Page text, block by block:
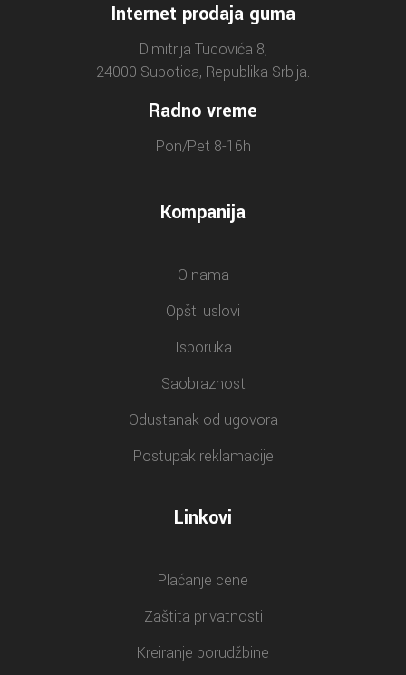
Internet prodaja guma
Dimitrija Tucovića 8,
24000 Subotica, Republika Srbija.
Radno vreme
Pon/Pet 8-16h
Kompanija
O nama
Opšti uslovi
Isporuka
Saobraznost
Odustanak od ugovora
Postupak reklamacije
Linkovi
Plaćanje cene
Zaštita privatnosti
Kreiranje porudžbine